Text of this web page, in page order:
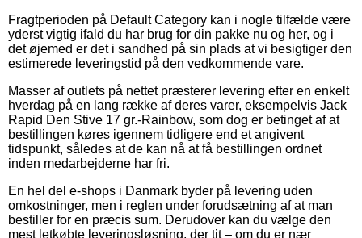
Fragtperioden på Default Category kan i nogle tilfælde være
yderst vigtig ifald du har brug for din pakke nu og her, og i
det øjemed er det i sandhed på sin plads at vi besigtiger den
estimerede leveringstid på den vedkommende vare.
Masser af outlets på nettet præsterer levering efter en enkelt
hverdag på en lang række af deres varer, eksempelvis Jack
Rapid Den Stive 17 gr.-Rainbow, som dog er betinget af at
bestillingen køres igennem tidligere end et angivent
tidspunkt, således at de kan nå at få bestillingen ordnet
inden medarbejderne har fri.
En hel del e-shops i Danmark byder på levering uden
omkostninger, men i reglen under forudsætning af at man
bestiller for en præcis sum. Derudover kan du vælge den
mest letkøbte leveringsløsning, der tit – om du er nær